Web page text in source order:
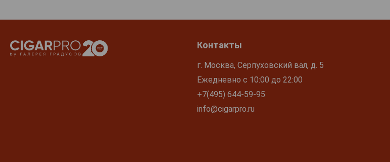
Контакты
г. Москва, Серпуховский вал, д. 5
Ежедневно с 10:00 до 22:00
+7(495) 644-59-95
info@cigarpro.ru